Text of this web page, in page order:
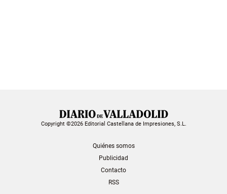
Copyright ©2026 Editorial Castellana de Impresiones, S.L.
Quiénes somos
Publicidad
Contacto
RSS